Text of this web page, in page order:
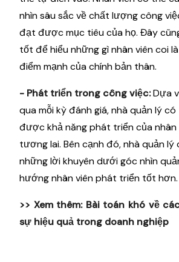
nhìn sâu sắc về chất lượng công
đạt được mục tiêu của họ. Đây
tốt để hiểu những gì nhân viên coi
điểm mạnh của chính bản thân.
- Phát triển trong công việc:Dựa
qua mỗi kỳ đánh giá, nhà quản lý
được khả năng phát triển của
tương lai. Bên cạnh đó, nhà quản
những lời khuyên dưới góc nhìn
hướng nhân viên phát triển tốt hơn.
>> Xem thêm: Bài toán khó về
sự hiệu quả trong doanh nghiệp